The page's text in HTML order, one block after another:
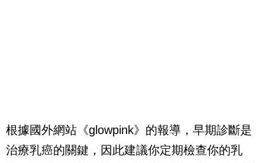
根據國外網站《glowpink》的報導，早期診斷是
治療乳癌的關鍵，因此建議你定期檢查你的乳